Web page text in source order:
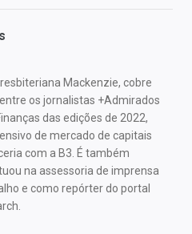
Mackenzie, cobre
os jornalistas +Admirados
das edições de 2022,
de mercado de capitais
com a B3. É também
na assessoria de imprensa
e como repórter do portal